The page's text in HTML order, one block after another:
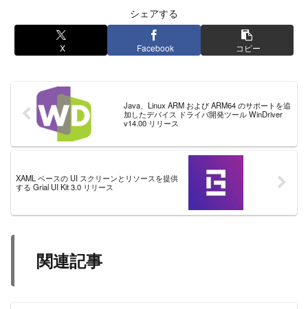
シェアする
X Facebook コピー
Java、Linux ARM および ARM64 のサポートを追
加したデバイス ドライバ開発ツール WinDriver
v14.00 リリース
XAML ベースの UI スクリーンとリソースを提供
する Grial UI Kit 3.0 リリース
関連記事